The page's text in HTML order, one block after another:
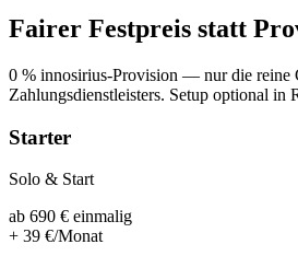
Fairer Festpreis statt
0 % innosirius-Provision — nur die reine
Zahlungsdienstleisters. Setup optional in
Starter
Solo & Start
ab 690 € einmalig
+ 39 €/Monat